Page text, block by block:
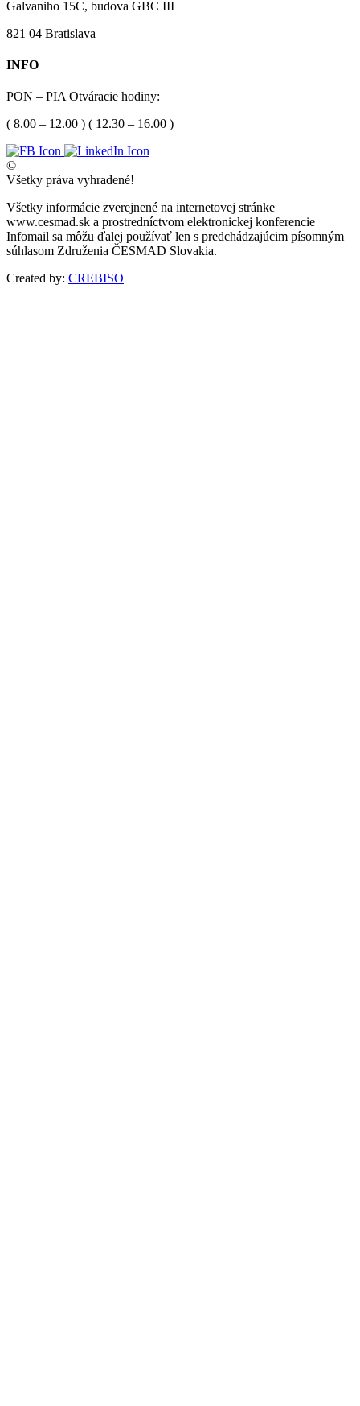
Galvaniho 15C, budova GBC III
821 04 Bratislava
INFO
PON – PIA Otváracie hodiny:
( 8.00 – 12.00 ) ( 12.30 – 16.00 )
©
Všetky práva vyhradené!
Všetky informácie zverejnené na internetovej stránke
www.cesmad.sk a prostredníctvom elektronickej konferencie
Infomail sa môžu ďalej používať len s predchádzajúcim písomným
súhlasom Združenia ČESMAD Slovakia.
Created by: CREBISO